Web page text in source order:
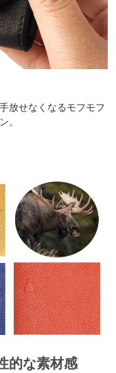
放せなくなるモフモフ
。
的な素材感